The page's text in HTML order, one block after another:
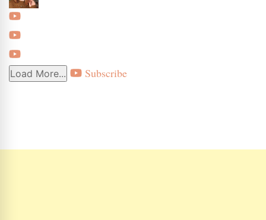
Load More... Subscribe